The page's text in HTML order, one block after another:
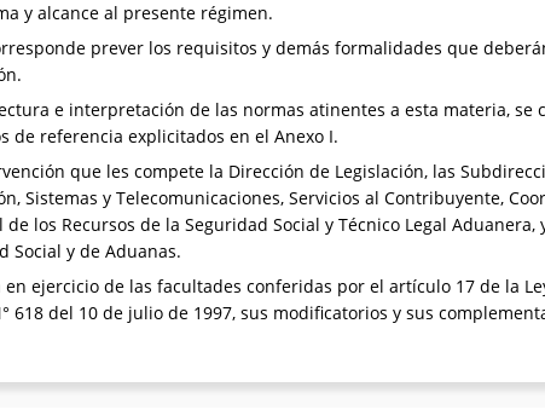
y alcance al presente régimen.
prever los requisitos y demás formalidades que
e interpretación de las normas atinentes a esta materia, se
de referencia explicitados en el Anexo I.
que les compete la Dirección de Legislación, las
Sistemas y Telecomunicaciones, Servicios al Contribuyente,
de los Recursos de la Seguridad Social y Técnico Legal
Social y de Aduanas.
ejercicio de las facultades conferidas por el artículo 17 de la
618 del 10 de julio de 1997, sus modificatorios y sus